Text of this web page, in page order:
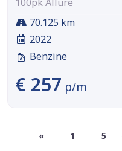
70.125 km
2022
Benzine
€ 257 p/m
« 1 5